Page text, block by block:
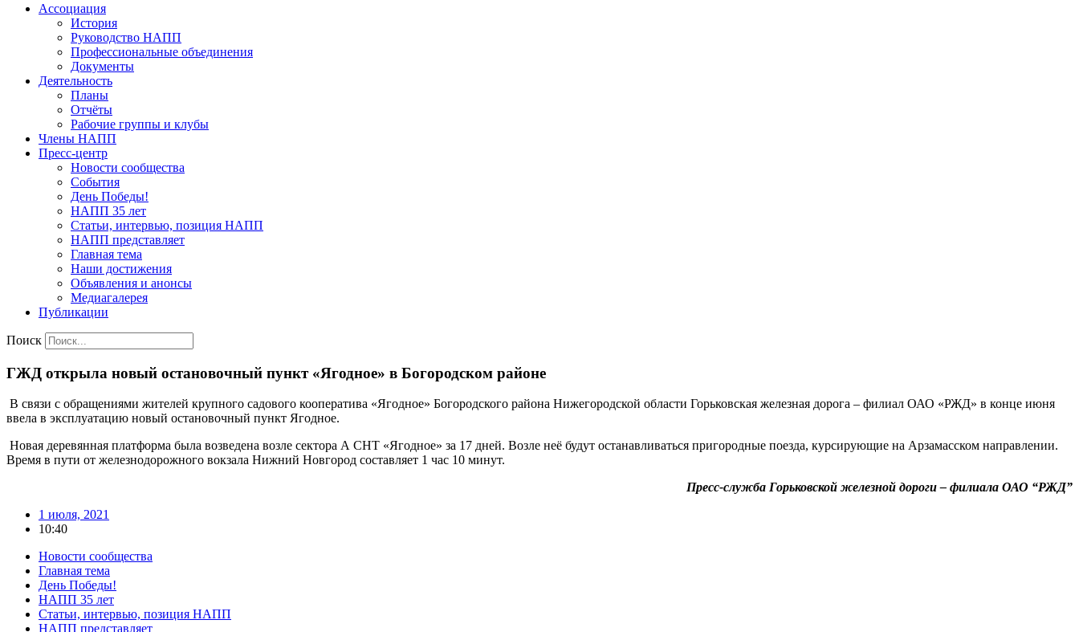
Ассоциация
История
Руководство НАПП
Профессиональные объединения
Документы
Деятельность
Планы
Отчёты
Рабочие группы и клубы
Члены НАПП
Пресс-центр
Новости сообщества
События
День Победы!
НАПП 35 лет
Статьи, интервью, позиция НАПП
НАПП представляет
Главная тема
Наши достижения
Объявления и анонсы
Медиагалерея
Публикации
Поиск
ГЖД открыла новый остановочный пункт «Ягодное» в Богородском районе
В связи с обращениями жителей крупного садового кооператива «Ягодное» Богородского района Нижегородской области Горьковская железная дорога – филиал ОАО «РЖД» в конце июня
ввела в эксплуатацию новый остановочный пункт Ягодное.
Новая деревянная платформа была возведена возле сектора А СНТ «Ягодное» за 17 дней. Возле неё будут останавливаться пригородные поезда, курсирующие на Арзамасском направлении.
Время в пути от железнодорожного вокзала Нижний Новгород составляет 1 час 10 минут.
Пресс-служба Горьковской железной дороги – филиала ОАО “РЖД”
1 июля, 2021
10:40
Новости сообщества
Главная тема
День Победы!
НАПП 35 лет
Статьи, интервью, позиция НАПП
НАПП представляет